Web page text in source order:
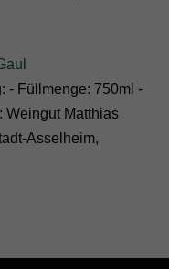
- Füllmenge: 750ml -
Weingut Matthias
Asselheim,